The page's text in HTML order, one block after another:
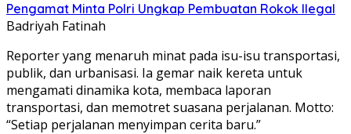
Pengamat Minta Polri Ungkap Pembuatan Rokok Ilegal
Badriyah Fatinah
Reporter yang menaruh minat pada isu-isu transportasi,
publik, dan urbanisasi. Ia gemar naik kereta untuk
mengamati dinamika kota, membaca laporan
transportasi, dan memotret suasana perjalanan. Motto:
“Setiap perjalanan menyimpan cerita baru.”